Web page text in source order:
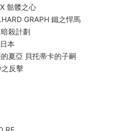
骷髅之心
GRAPH 鐵之悍馬
殺計劃
本
夏亞 貝托蒂卡的子嗣
反擊